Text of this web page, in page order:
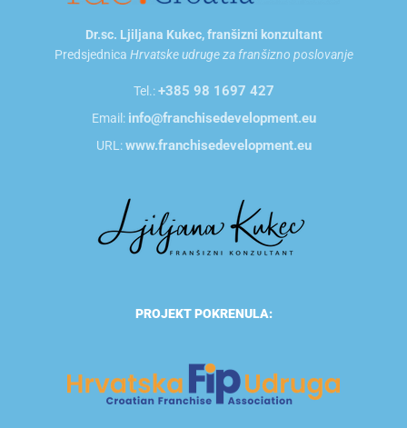
Dr.sc. Ljiljana Kukec, franšizni konzultant
Predsjednica Hrvatske udruge za franšizno poslovanje
Tel.:+385 98 1697 427
Email: info@franchisedevelopment.eu
URL:www.franchisedevelopment.eu
PROJEKT POKRENULA: